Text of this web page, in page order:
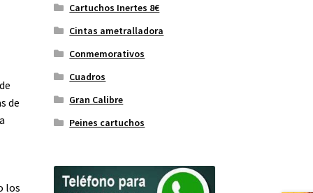
de
los
Cartuchos Inertes 8€
Cintas ametralladora
Conmemorativos
Cuadros
Gran Calibre
Peines cartuchos